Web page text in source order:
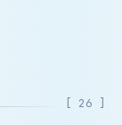
[ 26 ]